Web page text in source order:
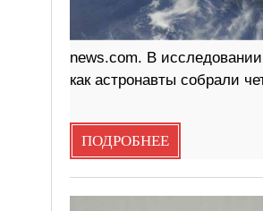
news.com. В
как астронавты собрали
ПОДРОБНЕЕ